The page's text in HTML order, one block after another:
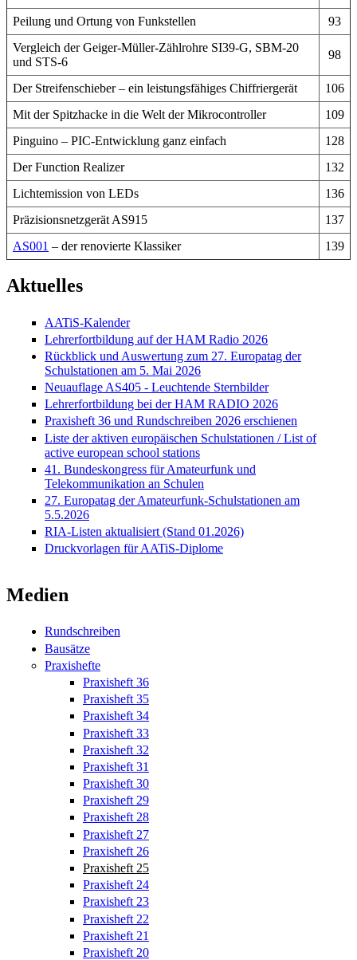
Peilung und Ortung von Funkstellen
93
Vergleich der Geiger-Müller-Zählrohre SI39-G, SBM-20
und STS-6
98
Der Streifenschieber – ein leistungsfähiges Chiffriergerät
106
Mit der Spitzhacke in die Welt der Mikrocontroller
109
Pinguino – PIC-Entwicklung ganz einfach
128
Der Function Realizer
132
Lichtemission von LEDs
136
Präzisionsnetzgerät AS915
137
AS001 – der renovierte Klassiker 139
Aktuelles
AATiS-Kalender
Lehrerfortbildung auf der HAM Radio 2026
Rückblick und Auswertung zum 27. Europatag der
Schulstationen am 5. Mai 2026
Neuauflage AS405 - Leuchtende Sternbilder
Lehrerfortbildung bei der HAM RADIO 2026
Praxisheft 36 und Rundschreiben 2026 erschienen
Liste der aktiven europäischen Schulstationen / List of
active european school stations
41. Bundeskongress für Amateurfunk und
Telekommunikation an Schulen
27. Europatag der Amateurfunk-Schulstationen am
5.5.2026
RIA-Listen aktualisiert (Stand 01.2026)
Druckvorlagen für AATiS-Diplome
Medien
Rundschreiben
Bausätze
Praxishefte
Praxisheft 36
Praxisheft 35
Praxisheft 34
Praxisheft 33
Praxisheft 32
Praxisheft 31
Praxisheft 30
Praxisheft 29
Praxisheft 28
Praxisheft 27
Praxisheft 26
Praxisheft 25
Praxisheft 24
Praxisheft 23
Praxisheft 22
Praxisheft 21
Praxisheft 20